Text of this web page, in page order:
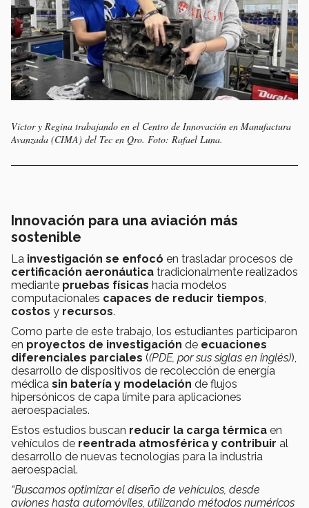
Víctor y Regina trabajando en el Centro de Innovación en Manufactura
Avanzada (CIMA) del Tec en Qro. Foto: Rafael Luna.
Innovación para una aviación más
sostenible
La investigación se enfocó en trasladar procesos de
certificación aeronáutica tradicionalmente realizados
mediante pruebas físicas hacia modelos
computacionales capaces de reducir tiempos,
costos y recursos.
Como parte de este trabajo, los estudiantes participaron
en proyectos de investigación de ecuaciones
diferenciales parciales ((PDE, por sus siglas en inglés)),
desarrollo de dispositivos de recolección de energía
médica sin batería y modelación de flujos
hipersónicos de capa límite para aplicaciones
aeroespaciales.
Estos estudios buscan reducir la carga térmica en
vehículos de reentrada atmosférica y contribuir al
desarrollo de nuevas tecnologías para la industria
aeroespacial.
“Buscamos optimizar el diseño de vehículos, desde
aviones hasta automóviles, utilizando métodos numéricos